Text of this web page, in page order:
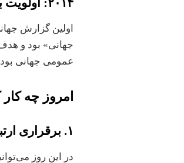
۲۰۱۴: اولویت بهداشت عمومی
جهانی» بود و
عمومی جهانی
امروز چه کار
۱. برقراری ارتباط
در این روز